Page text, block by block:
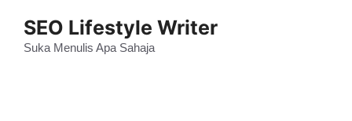
content
SEO Lifestyle Writer
Suka Menulis Apa Sahaja